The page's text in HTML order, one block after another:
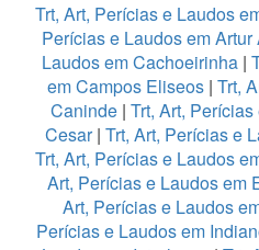
Trt, Art, Perícias e Laudos
Perícias e Laudos em Artur
Laudos em Cachoeirinha|
em Campos Eliseos | Trt,
Caninde | Trt, Art,
Cesar| Trt, Art, Perícias e
Trt, Art, Perícias e Laudos
Art, Perícias e Laudos em
Art, Perícias e Laudos
Perícias e Laudos em